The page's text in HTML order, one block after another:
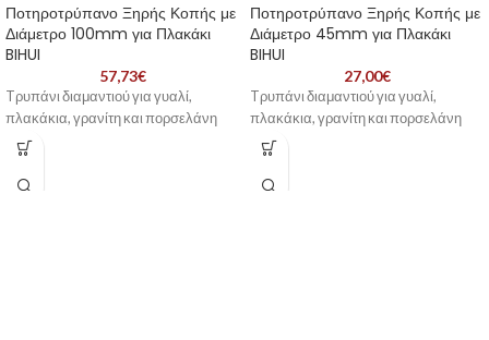
Ποτηροτρύπανο Ξηρής Κοπής με
Διάμετρο 100mm για Πλακάκι
BIHUI
57,73€
Tρυπάνι διαμαντιού για γυαλί,
πλακάκια, γρανίτη και πορσελάνη
Ποτηροτρύπανο Ξηρής Κοπής με
Διάμετρο 45mm για Πλακάκι
BIHUI
27,00€
Tρυπάνι διαμαντιού για γυαλί,
πλακάκια, γρανίτη και πορσελάνη